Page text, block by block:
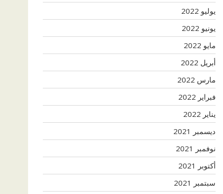
يوليو 2022
يونيو 2022
مايو 2022
أبريل 2022
مارس 2022
فبراير 2022
يناير 2022
ديسمبر 2021
نوفمبر 2021
أكتوبر 2021
سبتمبر 2021